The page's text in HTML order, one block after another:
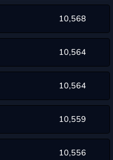
10,568
10,564
10,564
10,559
10,556